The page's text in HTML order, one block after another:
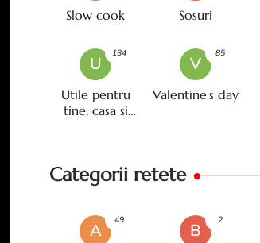
Slow cook Sosuri
U
Utile pentru
tine, casa si
134
V
Valentine's day
85
Categorii retete
A
49
B
2